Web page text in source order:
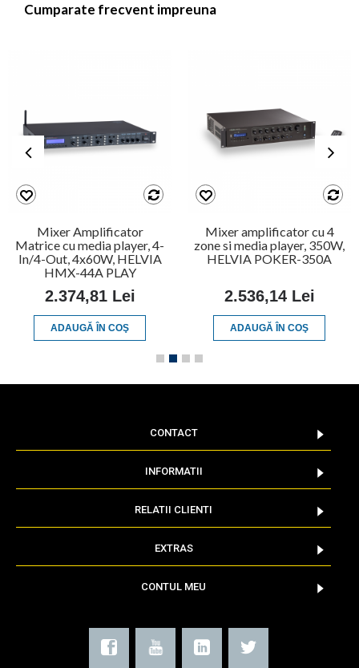
Cumparate frecvent impreuna
Mixer Amplificator
Matrice cu media player, 4-
In/4-Out, 4x60W, HELVIA
HMX-44A PLAY
2.374,81 Lei
ADAUGĂ ÎN COŞ
Mixer amplificator cu 4
zone si media player, 350W,
HELVIA POKER-350A
2.536,14 Lei
ADAUGĂ ÎN COŞ
CONTACT
INFORMATII
RELATII CLIENTI
EXTRAS
CONTUL MEU